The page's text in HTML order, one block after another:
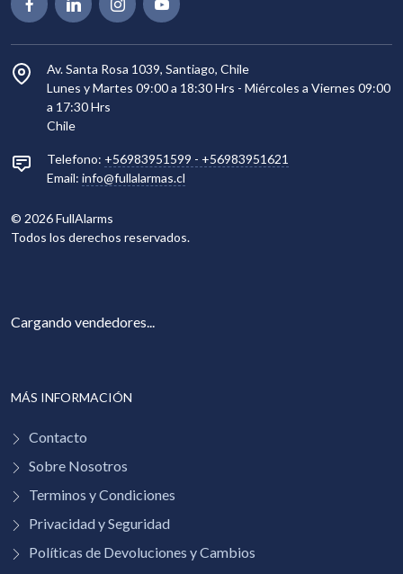
Av. Santa Rosa 1039, Santiago, Chile
Lunes y Martes 09:00 a 18:30 Hrs - Miércoles a Viernes 09:00
a 17:30 Hrs
Chile
Telefono: +56983951599 - +56983951621
Email: info@fullalarmas.cl
© 2026FullAlarms
Todos los derechos reservados.
Cargando vendedores...
MÁS INFORMACIÓN
Contacto
Sobre Nosotros
Terminos y Condiciones
Privacidad y Seguridad
Políticas de Devoluciones y Cambios